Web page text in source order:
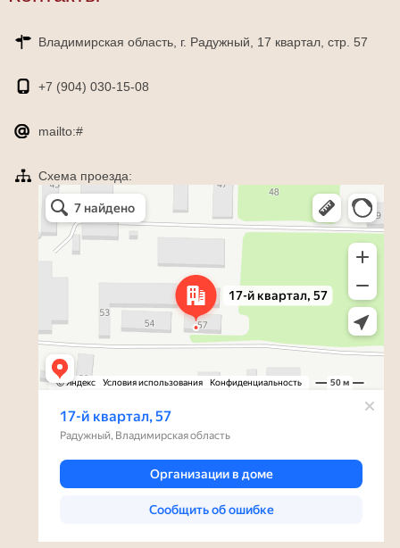
Владимирская область, г. Радужный, 17 квартал, стр. 57
+7 (904) 030-15-08
mailto:#
Схема проезда:
Яндекс Карты
Радужный — Яндекс Карты